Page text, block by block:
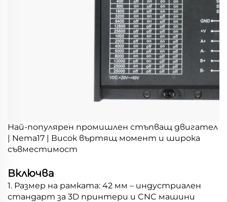
Най-популярен промишлен стъпващ двигател
| Nema17 | Висок въртящ момент и широка
съвместимост
Включва
1. Размер на рамката: 42 мм – индустриален
стандарт за 3D принтери и CNC машини